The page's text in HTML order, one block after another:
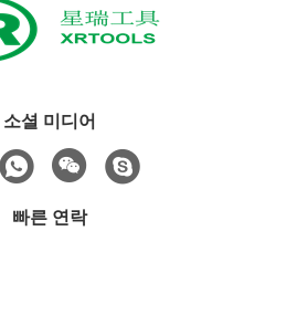
소셜 미디어
빠른 연락